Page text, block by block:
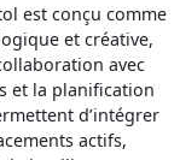
est conçu comme
et créative,
avec
et la planification
d’intégrer
actifs,